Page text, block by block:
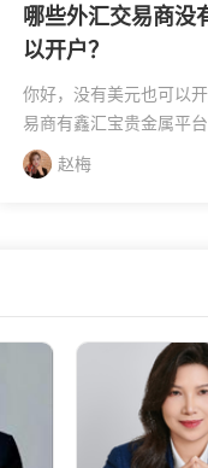
哪些外汇交易商没
以开户？
你好，没有美元也可以
易商有鑫汇宝贵金属平台
ec平台、易信、hooka、
FOREX嘉盛、
赵梅